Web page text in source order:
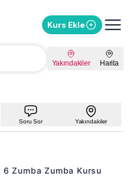
Kurs Ekle
Yakındakiler Harita
Soru Sor Yakındakiler
Zumba Zumba Kursu